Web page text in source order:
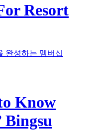
Resort
완성하는 멤버십
Know
Bingsu